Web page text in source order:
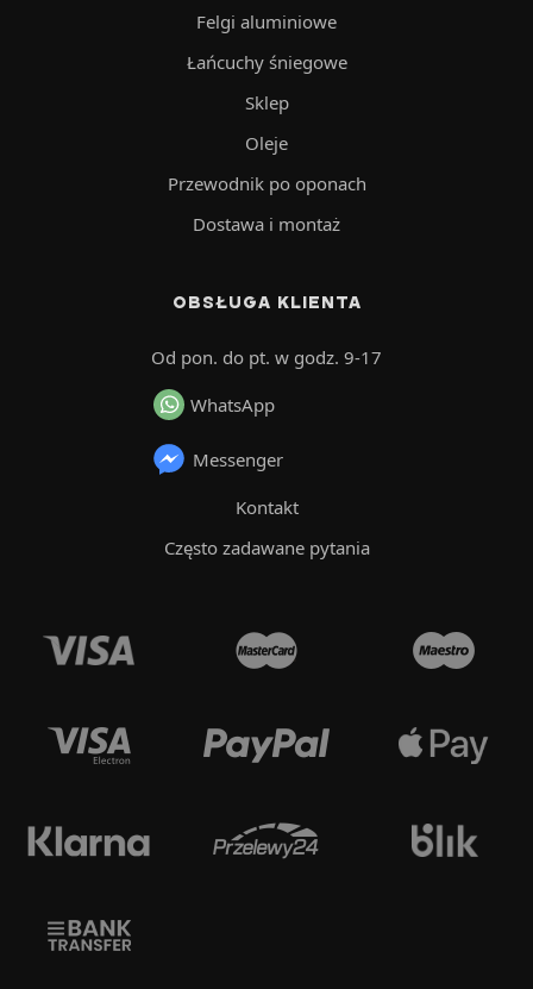
Felgi aluminiowe
Łańcuchy śniegowe
Sklep
Oleje
Przewodnik po oponach
Dostawa i montaż
OBSŁUGA KLIENTA
Od pon. do pt. w godz. 9-17
WhatsApp
Messenger
Kontakt
Często zadawane pytania